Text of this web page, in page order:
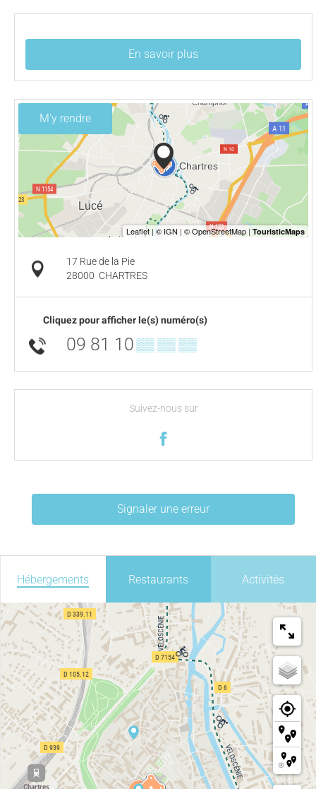
En savoir plus
M'y rendre
17 Rue de la Pie
28000 CHARTRES
Cliquez pour afficher le(s) numéro(s)
09 81 10 ▒▒ ▒▒ ▒▒
Suivez-nous sur
Signaler une erreur
Hébergements Restaurants Activités